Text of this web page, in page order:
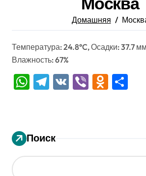
Домашняя
Температура: 24.8°C, Осадки: 37.7
Влажность: 67%
WhatsApp
Telegram
VK Viber
Поиск